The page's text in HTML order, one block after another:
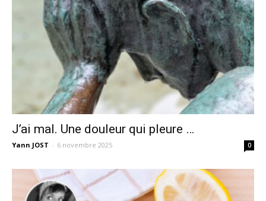
J’ai mal. Une douleur qui pleure …
Yann JOST - 6 novembre 2025 0